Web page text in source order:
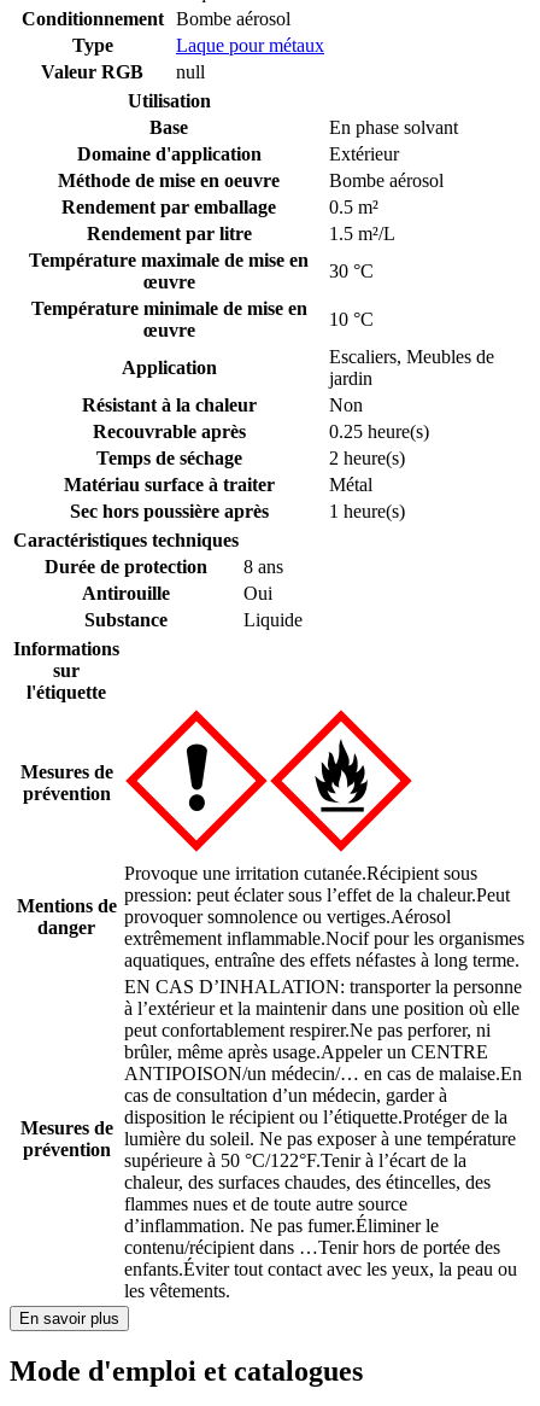
Conditionnement
Bombe aérosol
Type
Laque pour métaux
Valeur RGB
null
Utilisation
Base
En phase solvant
Domaine d'application
Extérieur
Méthode de mise en oeuvre
Bombe aérosol
Rendement par emballage
0.5 m²
Rendement par litre
1.5 m²/L
Température maximale de mise en
œuvre
30 °C
Température minimale de mise en
œuvre
10 °C
Application
Escaliers, Meubles de
jardin
Résistant à la chaleur
Non
Recouvrable après
0.25 heure(s)
Temps de séchage
2 heure(s)
Matériau surface à traiter
Métal
Sec hors poussière après
1 heure(s)
Caractéristiques techniques
Durée de protection
8 ans
Antirouille
Oui
Substance
Liquide
Informations
sur
l'étiquette
Mesures de
prévention
Mentions de
danger
Provoque une irritation cutanée.Récipient sous
pression: peut éclater sous l’effet de la chaleur.Peut
provoquer somnolence ou vertiges.Aérosol
extrêmement inflammable.Nocif pour les organismes
aquatiques, entraîne des effets néfastes à long terme.
Mesures de
prévention
EN CAS D’INHALATION: transporter la personne
à l’extérieur et la maintenir dans une position où elle
peut confortablement respirer.Ne pas perforer, ni
brûler, même après usage.Appeler un CENTRE
ANTIPOISON/un médecin/… en cas de malaise.En
cas de consultation d’un médecin, garder à
disposition le récipient ou l’étiquette.Protéger de la
lumière du soleil. Ne pas exposer à une température
supérieure à 50 °C/122°F.Tenir à l’écart de la
chaleur, des surfaces chaudes, des étincelles, des
flammes nues et de toute autre source
d’inflammation. Ne pas fumer.Éliminer le
contenu/récipient dans …Tenir hors de portée des
enfants.Éviter tout contact avec les yeux, la peau ou
les vêtements.
En savoir plus
Mode d'emploi et catalogues